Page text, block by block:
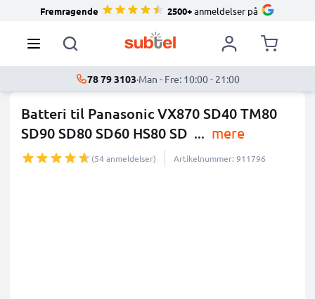
Fremragende 2500+anmeldelser på
78 79 3103·Man - Fre: 10:00 - 21:00
Batteri til Panasonic VX870 SD40 TM80
SD90 SD80 SD60 HS80 SD ... mere
(54 anmeldelser) Artikelnummer: 911796